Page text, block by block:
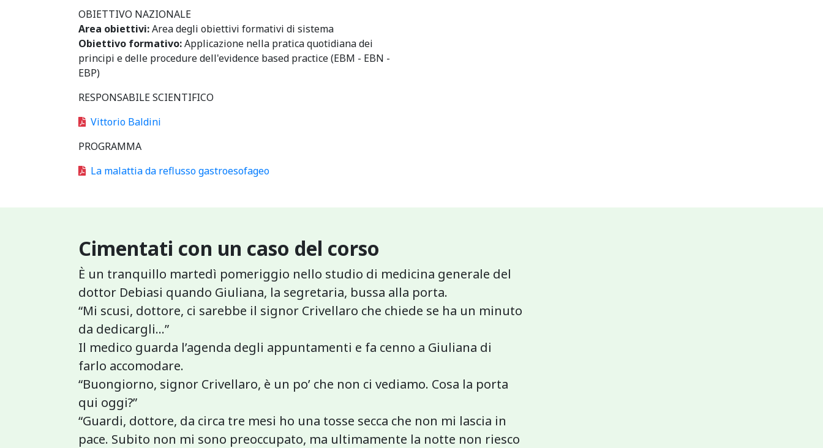
OBIETTIVO NAZIONALE
Area obiettivi:Area degli obiettivi formativi di sistema
Obiettivo formativo:Applicazione nella pratica quotidiana dei
principi e delle procedure dell'evidence based practice (EBM - EBN -
EBP)
RESPONSABILE SCIENTIFICO
Vittorio Baldini
PROGRAMMA
La malattia da reflusso gastroesofageo
Cimentati con un caso del corso
È un tranquillo martedì pomeriggio nello studio di medicina generale del
dottor Debiasi quando Giuliana, la segretaria, bussa alla porta.
“Mi scusi, dottore, ci sarebbe il signor Crivellaro che chiede se ha un minuto
da dedicargli…”
Il medico guarda l’agenda degli appuntamenti e fa cenno a Giuliana di
farlo accomodare.
“Buongiorno, signor Crivellaro, è un po’ che non ci vediamo. Cosa la porta
qui oggi?”
“Guardi, dottore, da circa tre mesi ho una tosse secca che non mi lascia in
pace. Subito non mi sono preoccupato, ma ultimamente la notte non riesco